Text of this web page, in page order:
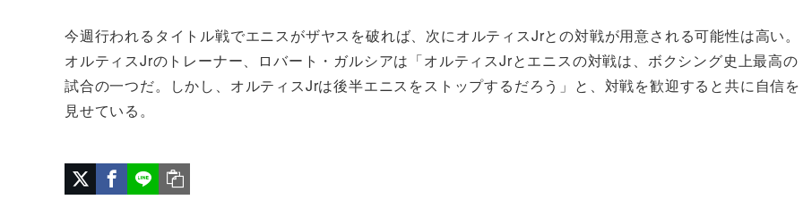
今週行われるタイトル戦でエニスがザヤスを破れば、次にオルティスJrとの対戦が用意される可能性は高い。
オルティスJrのトレーナー、ロバート・ガルシアは「オルティスJrとエニスの対戦は、ボクシング史上最高の
試合の一つだ。しかし、オルティスJrは後半エニスをストップするだろう」と、対戦を歓迎すると共に自信を
見せている。